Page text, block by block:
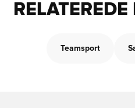
Teamsport